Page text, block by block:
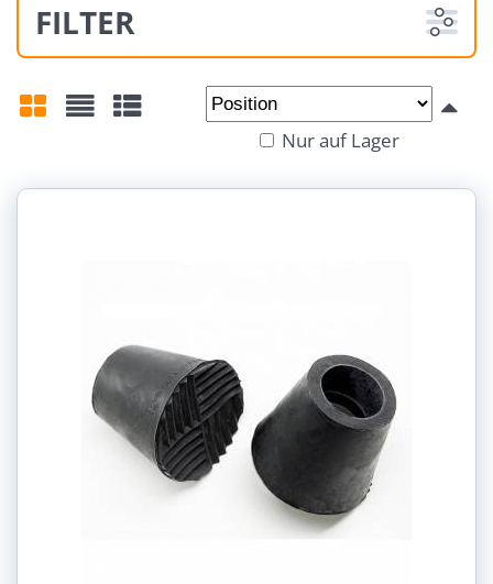
FILTER
An:
Nosnost:
Nur auf Lager